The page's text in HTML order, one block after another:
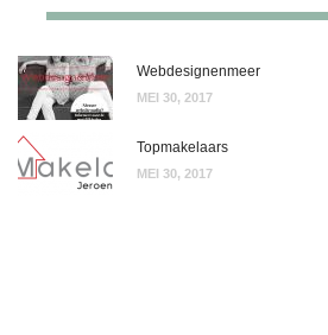
Webdesignenmeer
MEI 30, 2017
Topmakelaars
MEI 30, 2017